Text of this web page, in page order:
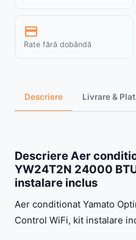
credit_card
Rate fără dobândă
Descriere Livrare &
Descriere Aer
YW24T2N 24000
instalare inclus
Aer conditionat Yamato
Control WiFi, kit instalare